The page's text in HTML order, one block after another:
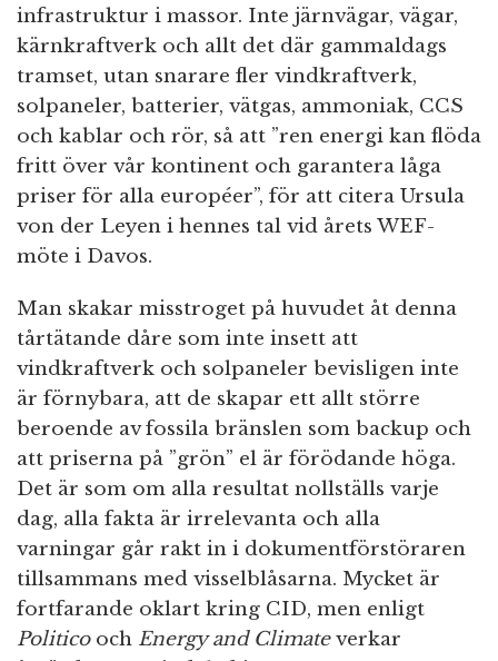
infrastruktur i massor. Inte järnvägar, vägar,
kärnkraftverk och allt det där gammaldags
tramset, utan snarare fler vindkraftverk,
solpaneler, batterier, vätgas, ammoniak, CCS
och kablar och rör, så att ”ren energi kan flöda
fritt över vår kontinent och garantera låga
priser för alla européer”, för att citera Ursula
von der Leyen i hennes tal vid årets WEF-
möte i Davos.
Man skakar misstroget på huvudet åt denna
tårtätande dåre som inte insett att
vindkraftverk och solpaneler bevisligen inte
är förnybara, att de skapar ett allt större
beroende av fossila bränslen som backup och
att priserna på ”grön” el är förödande höga.
Det är som om alla resultat nollställs varje
dag, alla fakta är irrelevanta och alla
varningar går rakt in i dokumentförstöraren
tillsammans med visselblåsarna. Mycket är
fortfarande oklart kring CID, men enligt
Politicooch Energy and Climateverkar